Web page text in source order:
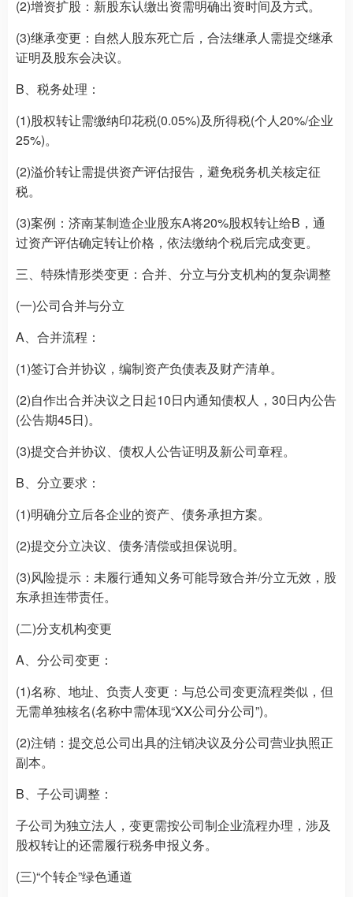
(2)增资扩股：新股东认缴出资需明确出资时间及方式。
(3)继承变更：自然人股东死亡后，合法继承人需提交继承
证明及股东会决议。
B、税务处理：
(1)股权转让需缴纳印花税(0.05%)及所得税(个人20%/企业
25%)。
(2)溢价转让需提供资产评估报告，避免税务机关核定征
税。
(3)案例：济南某制造企业股东A将20%股权转让给B，通
过资产评估确定转让价格，依法缴纳个税后完成变更。
三、特殊情形类变更：合并、分立与分支机构的复杂调整
(一)公司合并与分立
A、合并流程：
(1)签订合并协议，编制资产负债表及财产清单。
(2)自作出合并决议之日起10日内通知债权人，30日内公告
(公告期45日)。
(3)提交合并协议、债权人公告证明及新公司章程。
B、分立要求：
(1)明确分立后各企业的资产、债务承担方案。
(2)提交分立决议、债务清偿或担保说明。
(3)风险提示：未履行通知义务可能导致合并/分立无效，股
东承担连带责任。
(二)分支机构变更
A、分公司变更：
(1)名称、地址、负责人变更：与总公司变更流程类似，但
无需单独核名(名称中需体现“XX公司分公司”)。
(2)注销：提交总公司出具的注销决议及分公司营业执照正
副本。
B、子公司调整：
子公司为独立法人，变更需按公司制企业流程办理，涉及
股权转让的还需履行税务申报义务。
(三)“个转企”绿色通道